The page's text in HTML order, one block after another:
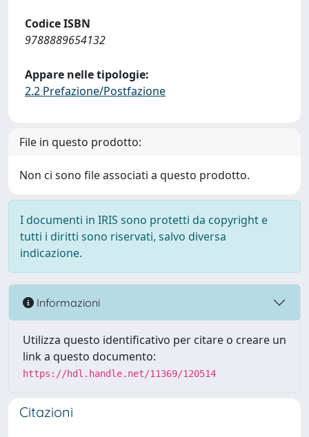
Codice ISBN
9788889654132
Appare nelle tipologie:
2.2 Prefazione/Postfazione
File in questo prodotto:
Non ci sono file associati a questo prodotto.
I documenti in IRIS sono protetti da copyright e
tutti i diritti sono riservati, salvo diversa
indicazione.
Informazioni
Utilizza questo identificativo per citare o creare un
link a questo documento:
https://hdl.handle.net/11369/120514
Citazioni